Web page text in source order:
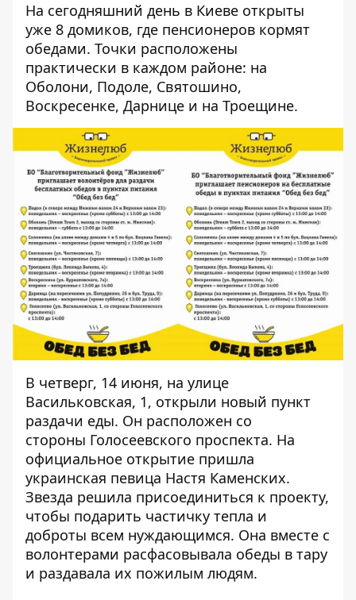
На сегодняшний день в Киеве открыты
уже 8 домиков, где пенсионеров кормят
обедами. Точки расположены
практически в каждом районе: на
Оболони, Подоле, Святошино,
Воскресенке, Дарнице и на Троещине.
В четверг, 14 июня, на улице
Васильковская, 1, открыли новый пункт
раздачи еды. Он расположен со
стороны Голосеевского проспекта. На
официальное открытие пришла
украинская певица Настя Каменских.
Звезда решила присоединиться к проекту,
чтобы подарить частичку тепла и
доброты всем нуждающимся. Она вместе с
волонтерами расфасовывала обеды в тару
и раздавала их пожилым людям.